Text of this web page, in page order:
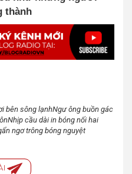
thành
bên sông lạnhNgư ông buồn gác
cầu dài in bóng nối hai
ngơ trông bóng nguyệt